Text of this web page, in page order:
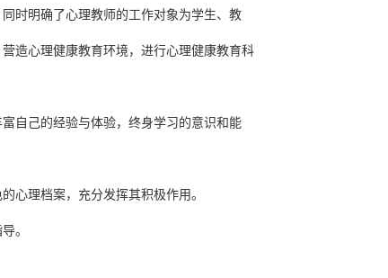
时明确了心理教师的工作对象为学生、教
造心理健康教育环境，进行心理健康教育科
自己的经验与体验，终身学习的意识和能
心理档案，充分发挥其积极作用。
。